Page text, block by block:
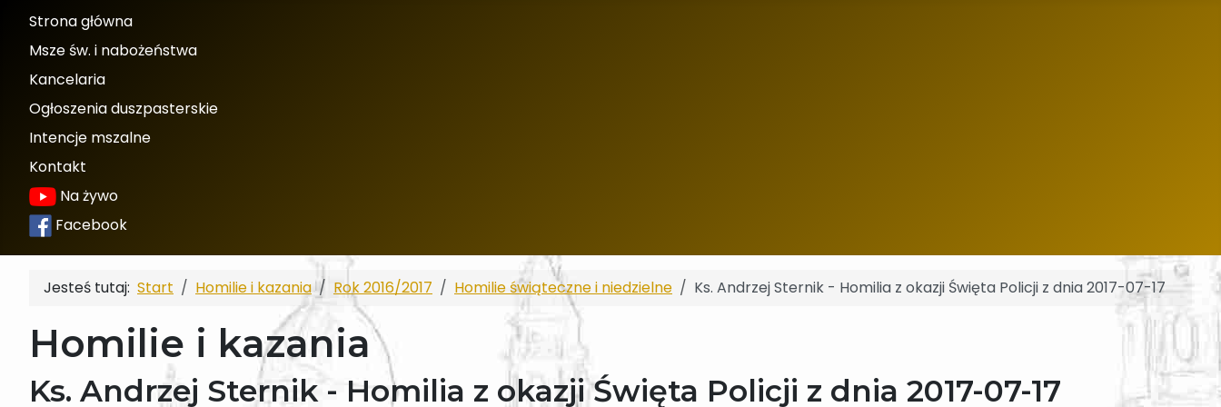
Strona główna
Msze św. i nabożeństwa
Kancelaria
Ogłoszenia duszpasterskie
Intencje mszalne
Kontakt
Na żywo
Facebook
Jesteś tutaj: Start Homilie i kazania Rok 2016/2017 Homilie świąteczne i niedzielne Ks. Andrzej Sternik - Homilia z okazji Święta Policji z dnia 2017-07-17
Homilie i kazania
Ks. Andrzej Sternik - Homilia z okazji Święta Policji z dnia 2017-07-17